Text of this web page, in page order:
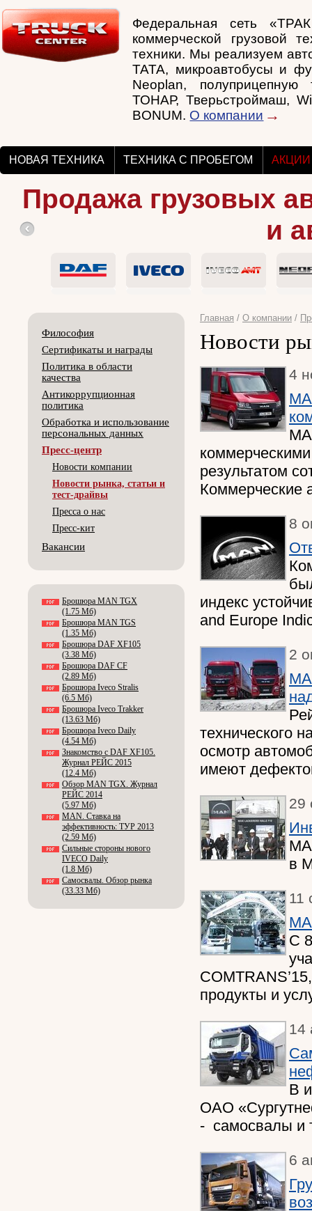
Федеральная сеть
коммерческой грузовой
техники. Мы реализуем
TATA, микроавтобусы и
Neoplan,
ТОНАР, Тверьстроймаш,
BONUM. О компании
НОВАЯ ТЕХНИКА ТЕХНИКА С ПРОБЕГОМ АКЦИИ
Продажа грузовых
и
Философия
Сертификаты и награды
Политика в области
качества
Антикоррупционная
политика
Обработка и использование
персональных данных
Пресс-центр
Новости компании
Новости рынка, статьи и
тест-драйвы
Пресса о нас
Пресс-кит
Вакансии
Брошюра MAN TGX
(1.75 Мб)
Брошюра MAN TGS
(1.35 Мб)
Брошюра DAF XF105
(3.38 Мб)
Брошюра DAF CF
(2.89 Мб)
Брошюра Iveco Stralis
(6.5 Мб)
Брошюра Iveco Trakker
(13.63 Мб)
Брошюра Iveco Daily
(4.54 Мб)
Знакомство с DAF XF105.
Журнал РЕЙС 2015
(12.4 Мб)
Обзор MAN TGX. Журнал
РЕЙС 2014
(5.97 Мб)
MAN. Ставка на
эффективность: ТУР 2013
(2.59 Мб)
Сильные стороны нового
IVECO Daily
(1.8 Мб)
Самосвалы. Обзор рынка
(33.33 Мб)
Главная / О компании /
Новости
4
результатом
Коммерческие
8
индекс
and Europe
2
технического
осмотр
имеют
29
в
11
C
продукты и
14
В
ОАО
- самосва­лы и
6